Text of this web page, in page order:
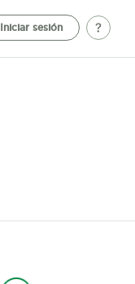
Iniciar sesión